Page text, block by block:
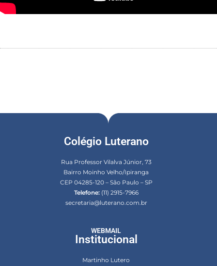
Colégio Luterano
Rua Professor Vilalva Júnior, 73
Bairro Moinho Velho/Ipiranga
CEP 04285-120 – São Paulo – SP
Telefone:(11) 2915-7966
secretaria@luterano.com.br
WEBMAIL
Institucional
Martinho Lutero